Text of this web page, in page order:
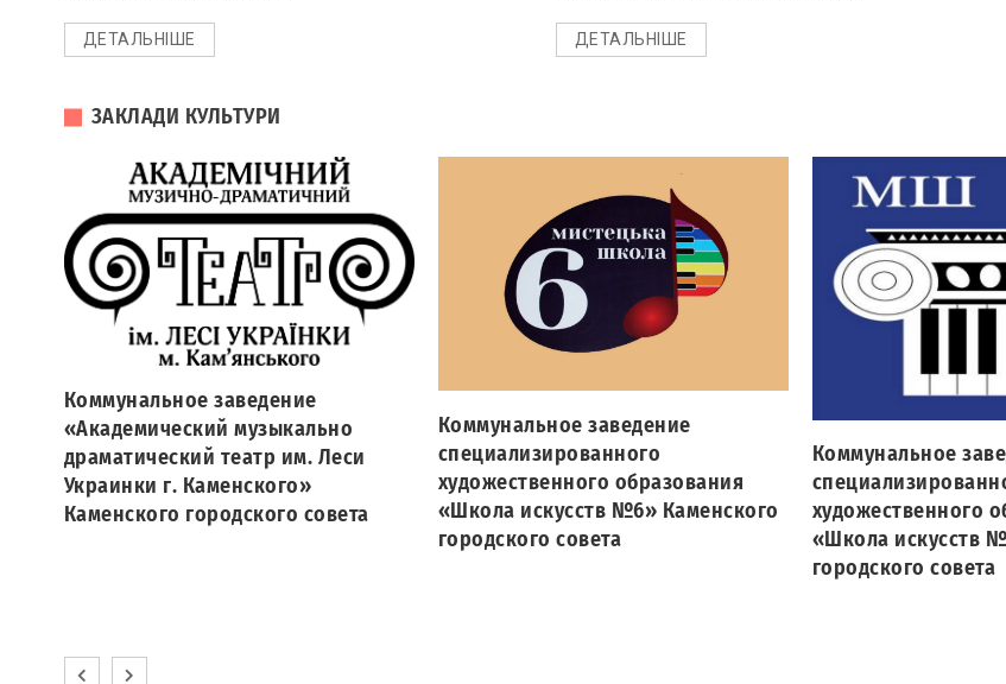
ДЕТАЛЬНІШЕ ДЕТАЛЬНІШЕ
ЗАКЛАДИ КУЛЬТУРИ
Коммунальное заведение
«Академический музыкально
драматический театр им. Леси
Украинки г. Каменского»
Каменского городского совета
Коммунальное заведение
специализированного
художественного образования
«Школа искусств №6» Каменского
городского совета
Коммунальное
художественного
«Школа искусств
городского совета